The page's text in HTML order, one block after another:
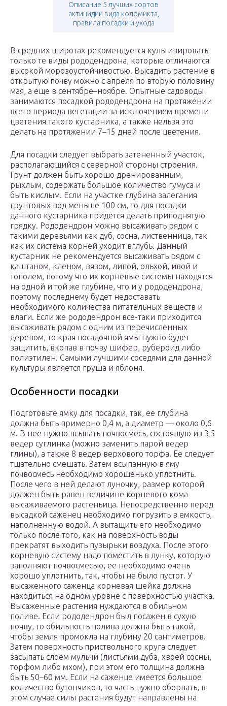
Описание 5 лучших сортов
актинидии вида коломикта,
правила посадки и ухода
В средних широтах рекомендуется культивировать
только те виды рододендрона, которые отличаются
высокой морозоустойчивостью. Высадить растение в
открытую почву можно с апреля по вторую половину
мая, а еще в сентябре–ноябре. Опытные садоводы
занимаются посадкой рододендрона на протяжении
всего периода вегетации за исключением времени
цветения такого кустарника, а также нельзя это
делать на протяжении 7–15 дней после цветения.
Для посадки следует выбрать затененный участок,
располагающийся с северной стороны строения.
Грунт должен быть хорошо дренированным,
рыхлым, содержать большое количество гумуса и
быть кислым. Если на участке глубина залегания
грунтовых вод меньше 100 см, то для посадки
данного кустарника придется делать приподнятую
грядку. Рододендрон можно высаживать рядом с
такими деревьями как дуб, сосна, лиственница, так
как их система корней уходит вглубь. Данный
кустарник не рекомендуется высаживать рядом с
каштаном, кленом, вязом, липой, ольхой, ивой и
тополем, потому что их корневые системы находятся
на одной и той же глубине, что и у рододендрона,
поэтому последнему будет недоставать
необходимого количества питательных веществ и
влаги. Если же рододендрон все-таки приходится
высаживать рядом с одним из перечисленных
деревом, то края посадочной ямы нужно будет
защитить, вкопав в почву шифер, рубероид либо
полиэтилен. Самыми лучшими соседями для данной
культуры является груша и яблоня.
Особенности посадки
Подготовьте ямку для посадки, так, ее глубина
должна быть примерно 0,4 м, а диаметр ― около 0,6
м. В нее нужно всыпать почвосмесь, состоящую из 3,5
ведер суглинка (можно заменить парой ведер
глины), а также 8 ведер верхового торфа. Ее следует
тщательно смешать. Затем всыпанную в яму
почвосмесь необходимо хорошенько уплотнить.
После чего в ней делают луночку, размер которой
должен быть равен величине корневого кома
высаживаемого растеньица. Непосредственно перед
высадкой саженец необходимо погрузить в емкость,
наполненную водой. А вытащить его необходимо
только после того, как на поверхность воды
прекратят выходить пузырьки воздуха. После этого
корневую систему надо поместить в лунку, которую
заполняют почвосмесью, ее необходимо очень
хорошо уплотнить, так, чтобы не было пустот. У
высаженного саженца корневая шейка должна
находиться на одном уровне с поверхностью участка.
Высаженные растения нуждаются в обильном
поливе. Если рододендрон был посажен в сухую
почву, то обильность полива должна быть такой,
чтобы земля промокла на глубину 20 сантиметров.
Затем поверхность приствольного круга следует
засыпать слоем мульчи (листьями дуба, хвоей сосны,
торфом либо мхом), при этом его толщина должна
быть 50–60 мм. Если на саженце имеется большое
количество бутончиков, то часть нужно оборвать, в
этом случае силы растения будут направлены на